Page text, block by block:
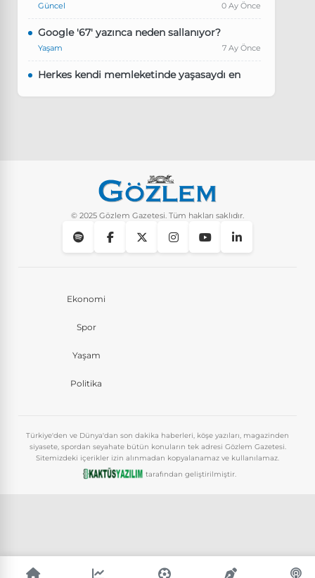
Güncel 0 Ay Önce
Google '67' yazınca neden sallanıyor?
Yaşam 7 Ay Önce
Herkes kendi memleketinde yaşasaydı en
Instagram’da keşfet nasıl temizlenir?
© 2025 Gözlem Gazetesi. Tüm hakları saklıdır.
Ekonomi
Spor
Yaşam
Politika
Türkiye'den ve Dünya'dan son dakika haberleri, köşe yazıları, magazinden
siyasete, spordan seyahate bütün konuların tek adresi Gözlem Gazetesi.
Sitemizdeki içerikler izin alınmadan kopyalanamaz ve kullanılamaz.
tarafından geliştirilmiştir.